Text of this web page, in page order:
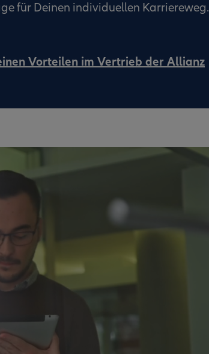
für Deinen individuellen Karriereweg.
Vorteilen im Vertrieb der Allianz